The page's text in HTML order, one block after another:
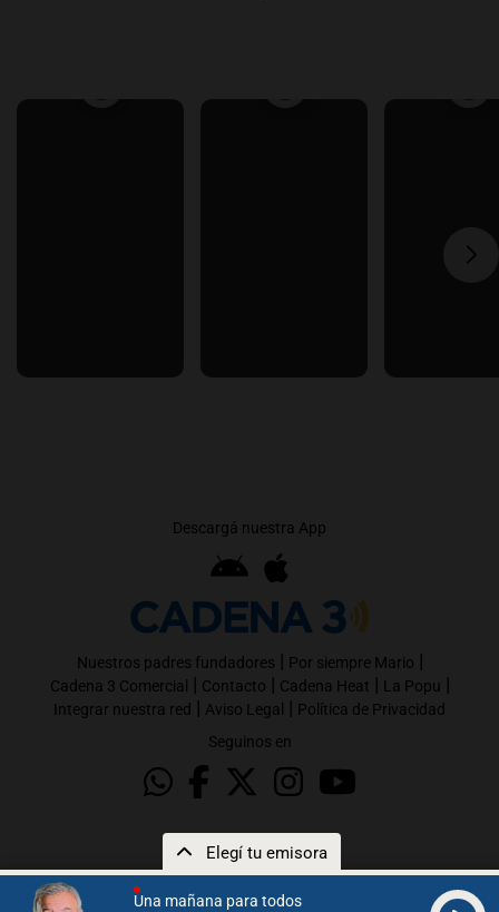
Una mañana para todos
Elegí tu emisora
Descargá nuestra App
Nuestros padres fundadores | Por siempre Mario |
Cadena 3 Comercial | Contacto | Cadena Heat | La Popu |
Integrar nuestra red | Aviso Legal | Política de Privacidad
Seguinos en